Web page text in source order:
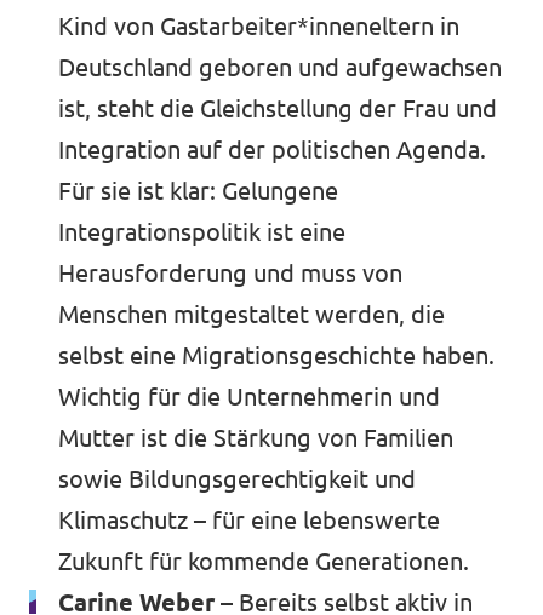
Kind von Gastarbeiter*inneneltern in
Deutschland geboren und aufgewachsen
ist, steht die Gleichstellung der Frau und
Integration auf der politischen Agenda.
Für sie ist klar: Gelungene
Integrationspolitik ist eine
Herausforderung und muss von
Menschen mitgestaltet werden, die
selbst eine Migrationsgeschichte haben.
Wichtig für die Unternehmerin und
Mutter ist die Stärkung von Familien
sowie Bildungsgerechtigkeit und
Klimaschutz – für eine lebenswerte
Zukunft für kommende Generationen.
Carine Weber – Bereits selbst aktiv in